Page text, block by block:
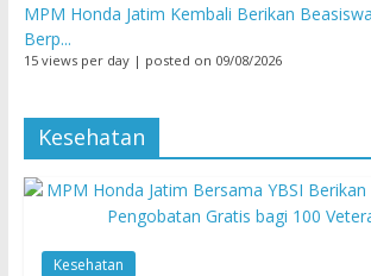
MPM Honda Jatim Kembali Berikan
Berp...
15 views per day| posted on 09/08/2026
Kesehatan
Kesehatan